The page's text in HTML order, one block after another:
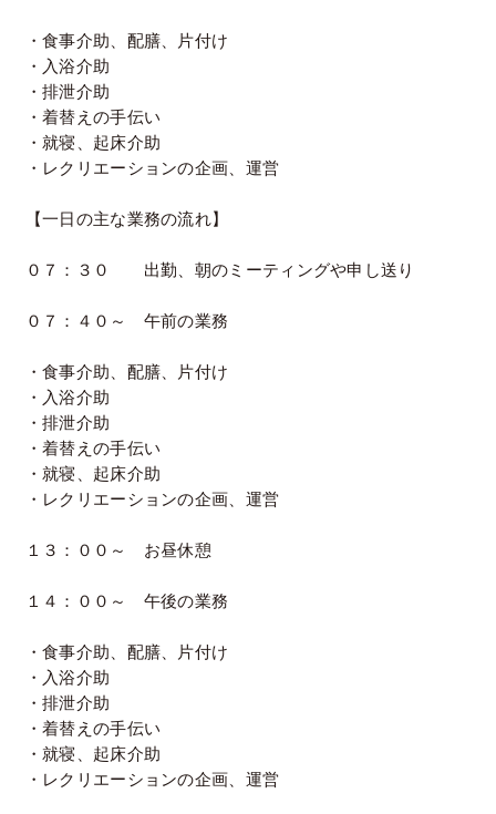
・食事介助、配膳、片付け
・入浴介助
・排泄介助
・着替えの手伝い
・就寝、起床介助
・レクリエーションの企画、運営
【一日の主な業務の流れ】
０７：３０ 出勤、朝のミーティングや申し送り
０７：４０～ 午前の業務
・食事介助、配膳、片付け
・入浴介助
・排泄介助
・着替えの手伝い
・就寝、起床介助
・レクリエーションの企画、運営
１３：００～ お昼休憩
１４：００～ 午後の業務
・食事介助、配膳、片付け
・入浴介助
・排泄介助
・着替えの手伝い
・就寝、起床介助
・レクリエーションの企画、運営